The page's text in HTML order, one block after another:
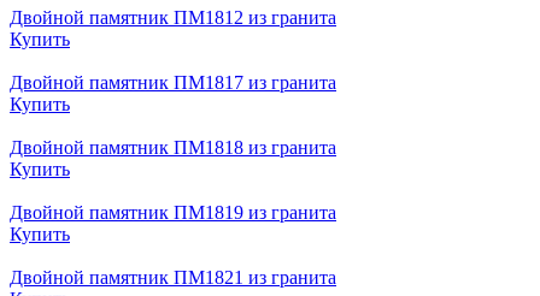
Двойной памятник ПМ1812 из гранита
Купить
Двойной памятник ПМ1817 из гранита
Купить
Двойной памятник ПМ1818 из гранита
Купить
Двойной памятник ПМ1819 из гранита
Купить
Двойной памятник ПМ1821 из гранита